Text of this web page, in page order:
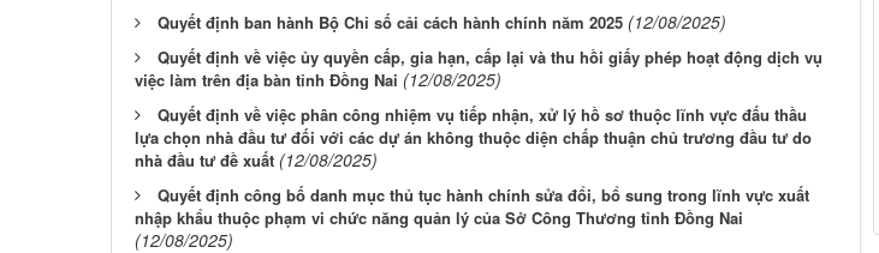
Quyết định ban hành Bộ Chỉ số cải cách hành chính năm 2025 (12/08/2025)
Quyết định về việc ủy quyền cấp, gia hạn, cấp lại và thu hồi giấy phép hoạt động dịch vụ
việc làm trên địa bàn tỉnh Đồng Nai (12/08/2025)
Quyết định về việc phân công nhiệm vụ tiếp nhận, xử lý hồ sơ thuộc lĩnh vực đấu thầu
lựa chọn nhà đầu tư đối với các dự án không thuộc diện chấp thuận chủ trương đầu tư do
nhà đầu tư đề xuất (12/08/2025)
Quyết định công bố danh mục thủ tục hành chính sửa đổi, bổ sung trong lĩnh vực xuất
nhập khẩu thuộc phạm vi chức năng quản lý của Sở Công Thương tỉnh Đồng Nai
(12/08/2025)